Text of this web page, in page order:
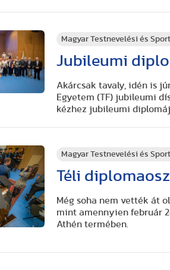
Magyar Testnevelési és
Jubileumi
Akárcsak tavaly, idén is
Egyetem (TF) jubileumi
kézhez jubileumi
Magyar Testnevelési és
Téli
Még soha nem vették át
mint amennyien február
Athén termében.